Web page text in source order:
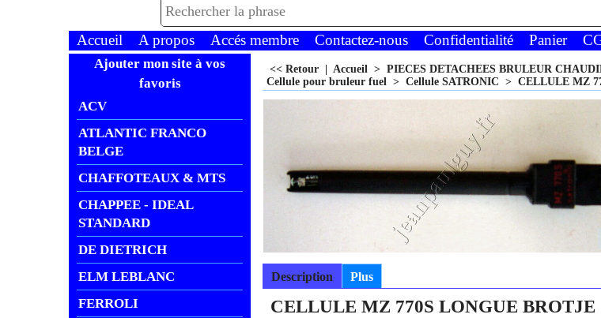
Accueil A propos Accés membre Contactez-nous Confidentialité Panier
Ajouter mon site à vos
favoris
ACV
ATLANTIC FRANCO
BELGE
CHAFFOTEAUX & MTS
CHAPPEE - IDEAL
STANDARD
DE DIETRICH
ELM LEBLANC
FERROLI
<< Retour Accueil > PIECES DETACHEES BRULEUR
Cellule pour bruleur fuel
> Cellule SATRONIC > CELLULE MZ
Description Plus
CELLULE MZ 770S LONGUE BROTJE